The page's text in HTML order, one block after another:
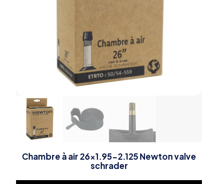
Chambre à air 26×1.95-2.125 Newton valve
schrader